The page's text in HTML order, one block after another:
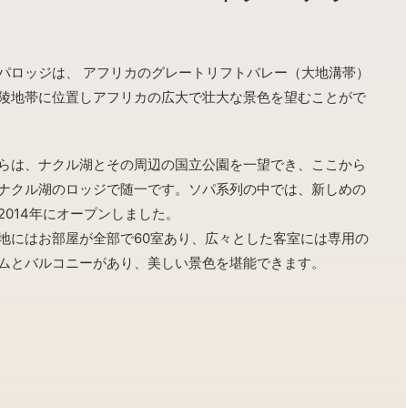
ロッジは、 アフリカのグレートリフトバレー（大地溝帯）
地帯に位置しアフリカの広大で壮大な景色を望むことがで
は、ナクル湖とその周辺の国立公園を一望でき、ここから
クル湖のロッジで随一です。ソパ系列の中では、新しめの
年にオープンしました。
にはお部屋が全部で60室あり、広々とした客室には専用の
とバルコニーがあり、美しい景色を堪能できます。